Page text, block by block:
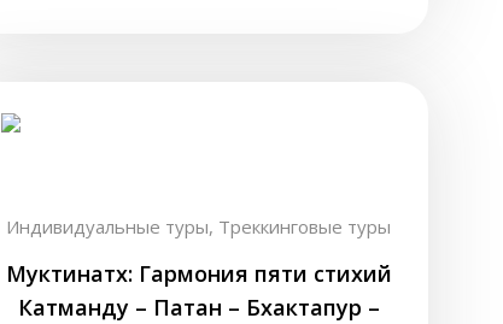
Индивидуальные туры, Треккинговые туры
Муктинатх: Гармония пяти стихий
Катманду – Патан – Бхактапур –